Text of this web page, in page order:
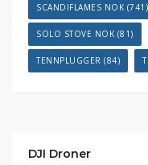
SCANDIFLAMES NOK (741)
SOLO STOVE NOK (81)
TENNPLUGGER (84)
DJI Droner